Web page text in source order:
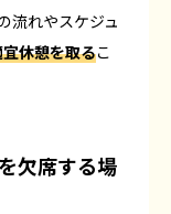
流れやスケジュ
休憩を取るこ
欠席する場